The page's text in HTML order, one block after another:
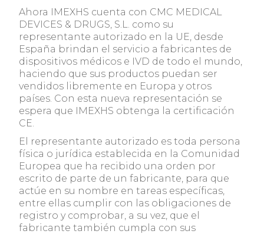
Ahora IMEXHS cuenta con CMC MEDICAL
DEVICES & DRUGS, S.L. como su
representante autorizado en la UE, desde
España brindan el servicio a fabricantes de
dispositivos médicos e IVD de todo el mundo,
haciendo que sus productos puedan ser
vendidos libremente en Europa y otros
países. Con esta nueva representación se
espera que IMEXHS obtenga la certificación
CE.
El representante autorizado es toda persona
física o jurídica establecida en la Comunidad
Europea que ha recibido una orden por
escrito de parte de un fabricante, para que
actúe en su nombre en tareas específicas,
entre ellas cumplir con las obligaciones de
registro y comprobar, a su vez, que el
fabricante también cumpla con sus